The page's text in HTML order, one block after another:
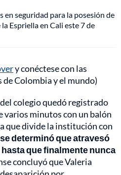
en seguridad para la posesión de
Espriella en Cali este 7 de
y conéctese con las
Colombia y el mundo)
colegio quedó registrado
varios minutos con un balón
que divide la institución con
se determinó que atravesó
que finalmente nunca
concluyó que Valeria